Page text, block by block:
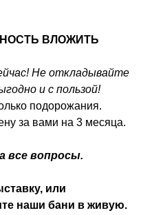
ВЛОЖИТЬ
Не откладывайте
и с пользой!
подорожания.
за вами на 3 месяца.
все вопросы.
или
наши бани в живую.